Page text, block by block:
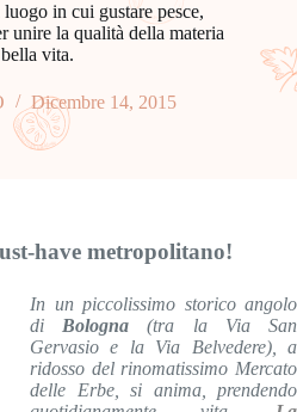
in cui gustare pesce,
unire la qualità della materia
vita.
Dicembre 14, 2015
have metropolitano!
In un piccolissimo storico angolo
di Bologna (tra la Via San
Gervasio e la Via Belvedere), a
ridosso del rinomatissimo Mercato
delle Erbe, si anima, prendendo